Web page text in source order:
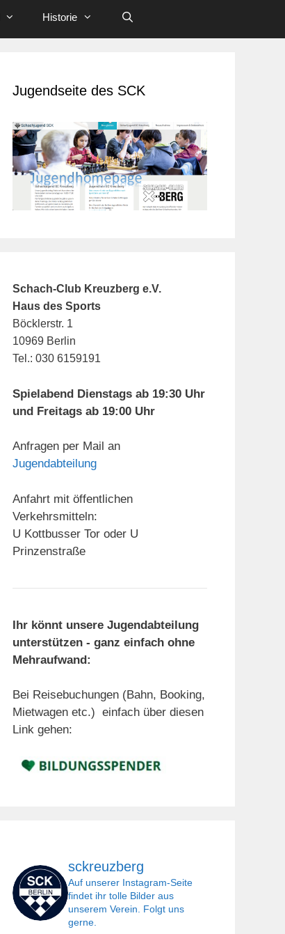
Historie
Jugendseite des SCK
Schach-Club Kreuzberg e.V.
Haus des Sports
Böcklerstr. 1
10969 Berlin
Tel.: 030 6159191
Spielabend Dienstags ab 19:30 Uhr
und Freitags ab 19:00 Uhr
Anfragen per Mail an
Jugendabteilung
Anfahrt mit öffentlichen
Verkehrsmitteln:
U Kottbusser Tor oder U
Prinzenstraße
Ihr könnt unsere Jugendabteilung
unterstützen - ganz einfach ohne
Mehraufwand:
Bei Reisebuchungen (Bahn, Booking,
Mietwagen etc.) einfach über diesen
Link gehen:
sckreuzberg
Auf unserer Instagram-Seite
findet ihr tolle Bilder aus
unserem Verein. Folgt uns
gerne.